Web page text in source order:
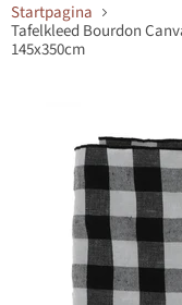
Startpagina
Tafelkleed Bourdon
145x350cm